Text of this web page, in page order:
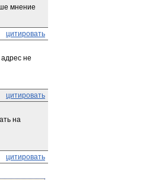
мнение
цитировать
не
цитировать
на
цитировать